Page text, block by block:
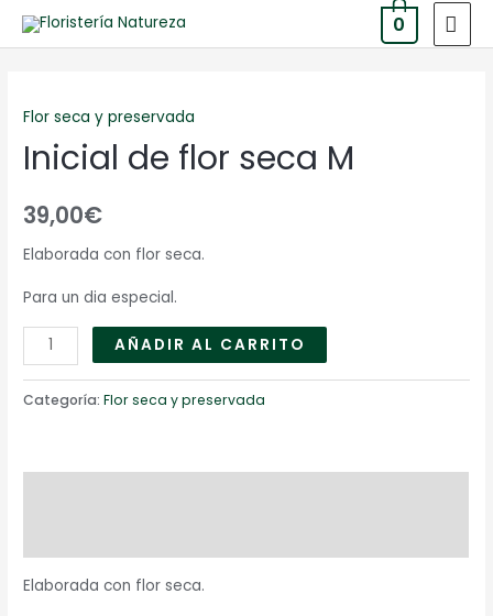
0
Flor seca y preservada
Inicial de flor seca M
39,00€
Elaborada con flor seca.
Para un dia especial.
AÑADIR AL CARRITO
Categoría:Flor seca y preservada
Elaborada con flor seca.